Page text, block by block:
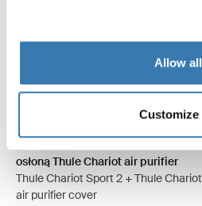
Allow all
Customize
osłoną Thule Chariot air purifier
Thule Chariot Sport 2 + Thule Chariot
air purifier cover